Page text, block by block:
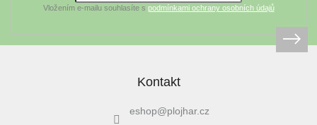
Vložením e-mailu souhlasíte s podmínkami ochrany osobních údajů
Kontakt
eshop@plojhar.cz